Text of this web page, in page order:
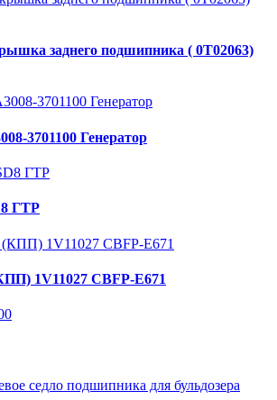
заднего подшипника ( 0Т02063)
3701100 Генератор
ГТР
1V11027 CBFP-E671